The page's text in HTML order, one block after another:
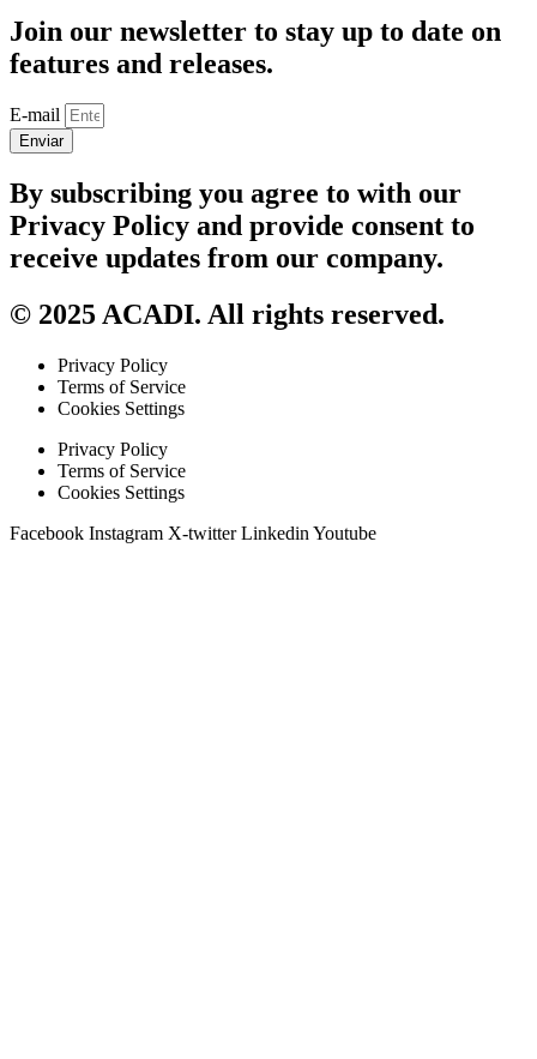
Join our newsletter to stay up to date on
features and releases.
E-mail
Enviar
By subscribing you agree to with our
Privacy Policy and provide consent to
receive updates from our company.
© 2025 ACADI. All rights reserved.
Privacy Policy
Terms of Service
Cookies Settings
Privacy Policy
Terms of Service
Cookies Settings
Facebook Instagram X-twitter Linkedin Youtube